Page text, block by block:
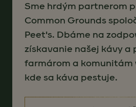
Sme hrdým partnerom
Common Grounds
Peet's. Dbáme na
získavanie našej kávy a
farmárom a komunitám
kde sa káva pestuje.